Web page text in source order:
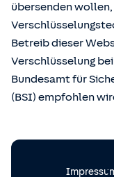
übersenden
Betreib dieser
Verschlüsselung
Bundesamt für
(BSI) empfohlen